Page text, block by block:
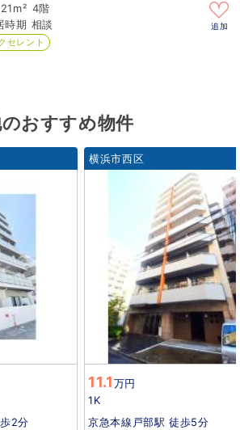
21m² 4階
相談
セレント
追加
おすすめ物件
2分
横浜市西区
11.1万円
1K
京急本線戸部駅 徒歩5分